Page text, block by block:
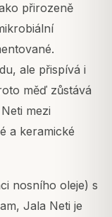
přirozeně
ale přispívá i
měď zůstává
mezi
a keramické
nosního oleje) s
Jala Neti je